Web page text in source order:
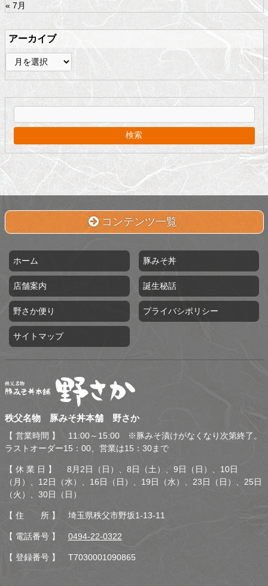
« 7月
アーカイブ
ア
ー
カ
イ
ブ
コンテンツ一覧
ホーム 豚みそ丼
店舗案内 誕生秘話
野さか便り プライバシポリシー
サイトマップ
秩父名物 豚みそ丼本舗 野
秩父名物 豚みそ丼本舗 野さか
【 営業時間 】 11:00～15:00 ※豚みそ漬けがなくなり次第終了。
ラストオーダー15：00、営業は15：30まで
【 休 業 日 】 8月2日（日）、8日（土）、9日（日）、10日
（月）、12日（水）、16日（日）、19日（水）、23日（日）、25日
（火）、30日（日）
【 住 所 】 埼玉県秩父市野坂1-13-11
【 電話番号 】 0494-22-0322
【 登録番号 】 T7030001090865